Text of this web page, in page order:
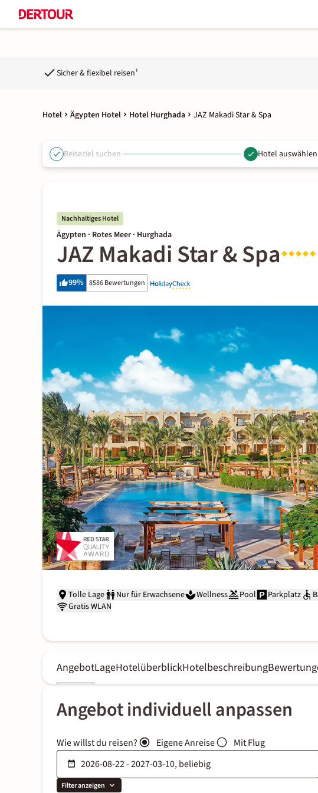
Sicher & flexibel reisen¹
Hotel Ägypten Hotel Hotel Hurghada JAZ Makadi Star & Spa
Reiseziel suchen Hotel auswählen
Nachhaltiges Hotel
Ägypten · Rotes Meer · Hurghada
JAZ Makadi Star & Spa
99% 8586 Bewertungen
Tolle Lage Nur für Erwachsene Wellness Pool Parkplatz
Gratis WLAN
AngebotLageHotelüberblickHotelbeschreibung
Angebot individuell anpassen
Wie willst du reisen? Eigene Anreise Mit Flug
Filter anzeigen